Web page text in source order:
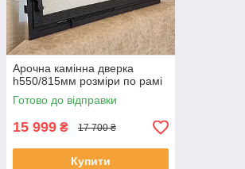
Арочна камінна дверка
h550/815мм розміри по рамі
Готово до відправки
15 999 ₴ 17 700 ₴
Купити